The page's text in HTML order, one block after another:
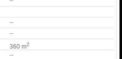
--
--
360 m2
--